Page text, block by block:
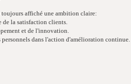
affiché une ambition claire:
de la satisfaction clients.
et de l'innovation.
dans l'action d'amélioration continue.